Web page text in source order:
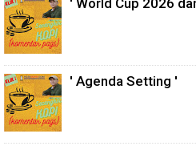
' World Cup 2026
' Agenda Setting '